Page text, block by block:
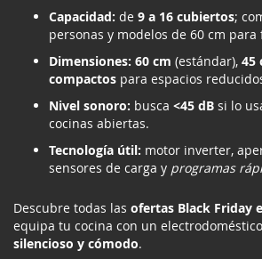
Capacidad: de 9 a 16 cubiertos;
personas y modelos de 60 cm para
Dimensiones: 60 cm (estándar), 45
compactos para espacios
Nivel sonoro: busca <45 dB si lo
cocinas abiertas.
Tecnología útil: motor inverter,
sensores de carga y programas
Descubre todas las ofertas Black Friday
equipa tu cocina con un electrodoméstico
silencioso y cómodo.